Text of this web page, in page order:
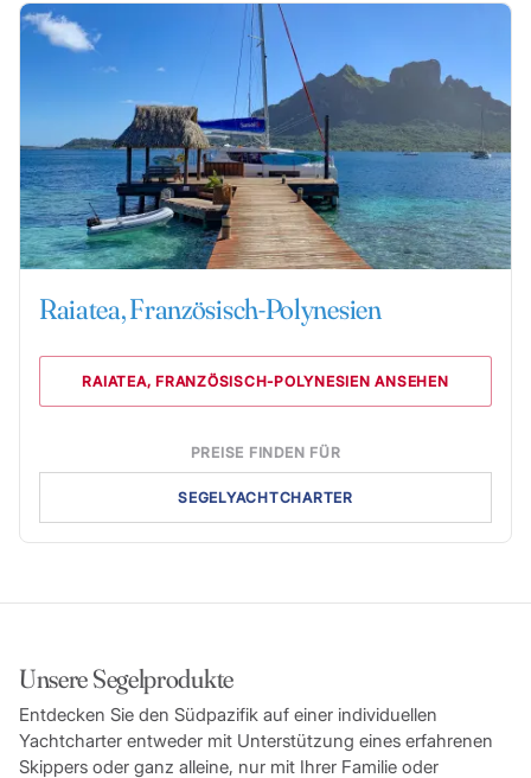
Raiatea, Französisch-Polynesien
RAIATEA, FRANZÖSISCH-POLYNESIEN ANSEHEN
PREISE FINDEN FÜR
SEGELYACHTCHARTER
Unsere Segelprodukte
Entdecken Sie den Südpazifik auf einer individuellen
Yachtcharter entweder mit Unterstützung eines erfahrenen
Skippers oder ganz alleine, nur mit Ihrer Familie oder